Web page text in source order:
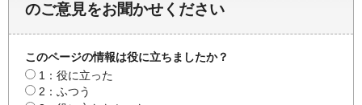
のご意見をお聞かせください
このページの情報は役に立ちましたか？
1：役に立った
2：ふつう